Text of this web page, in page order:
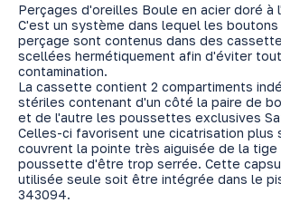
Perçages d'oreilles Boule en acier doré à
C'est un système dans lequel les
perçage sont contenus dans des
scellées hermétiquement afin d'éviter
contamination.
La cassette contient 2 compartiments
stériles contenant d'un côté la paire de
et de l'autre les poussettes exclusives
Celles-ci favorisent une cicatrisation plus
couvrent la pointe très aiguisée de la
poussette d'être trop serrée. Cette
utilisée seule soit être intégrée dans le
343094.